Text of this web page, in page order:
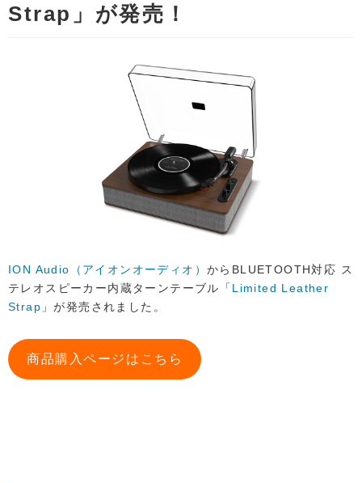
Strap」が発売！
ION Audio（アイオンオーディオ） からBLUETOOTH対応 ス
テレオスピーカー内蔵ターンテーブル「 Limited Leather
Strap 」が発売されました。
商品購入ページはこちら